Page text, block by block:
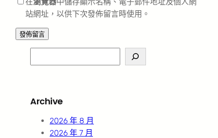
站網址，以供下次發佈留言時使用。
e
c
Archive
2026 年 8 月
2026 年 7 月